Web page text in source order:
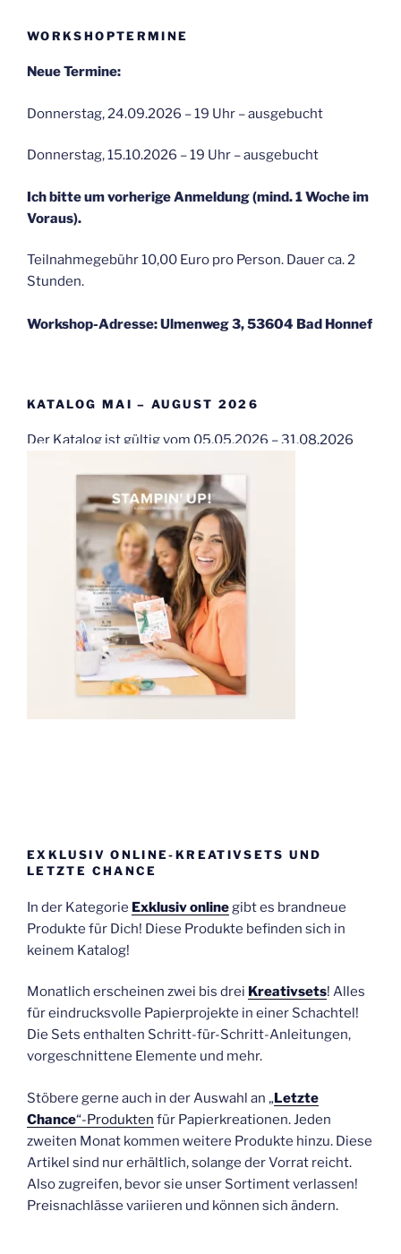
WORKSHOPTERMINE
Neue Termine:
Donnerstag, 24.09.2026 – 19 Uhr – ausgebucht
Donnerstag, 15.10.2026 – 19 Uhr – ausgebucht
Ich bitte um vorherige Anmeldung (mind. 1 Woche im
Voraus).
Teilnahmegebühr 10,00 Euro pro Person. Dauer ca. 2
Stunden.
Workshop-Adresse: Ulmenweg 3, 53604 Bad Honnef
KATALOG MAI – AUGUST 2026
Der Katalog ist gültig vom 05.05.2026 – 31.08.2026
EXKLUSIV ONLINE-KREATIVSETS UND
LETZTE CHANCE
In der Kategorie Exklusiv online gibt es brandneue
Produkte für Dich! Diese Produkte befinden sich in
keinem Katalog!
Monatlich erscheinen zwei bis drei Kreativsets! Alles
für eindrucksvolle Papierprojekte in einer Schachtel!
Die Sets enthalten Schritt-für-Schritt-Anleitungen,
vorgeschnittene Elemente und mehr.
Stöbere gerne auch in der Auswahl an „Letzte
Chance“-Produkten für Papierkreationen. Jeden
zweiten Monat kommen weitere Produkte hinzu. Diese
Artikel sind nur erhältlich, solange der Vorrat reicht.
Also zugreifen, bevor sie unser Sortiment verlassen!
Preisnachlässe variieren und können sich ändern.